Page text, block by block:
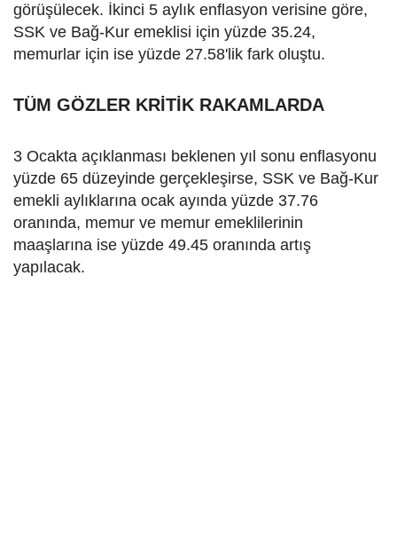
görüşülecek. İkinci 5 aylık enflasyon verisine göre,
SSK ve Bağ-Kur emeklisi için yüzde 35.24,
memurlar için ise yüzde 27.58'lik fark oluştu.
TÜM GÖZLER KRİTİK RAKAMLARDA
3 Ocakta açıklanması beklenen yıl sonu enflasyonu
yüzde 65 düzeyinde gerçekleşirse, SSK ve Bağ-Kur
emekli aylıklarına ocak ayında yüzde 37.76
oranında, memur ve memur emeklilerinin
maaşlarına ise yüzde 49.45 oranında artış
yapılacak.